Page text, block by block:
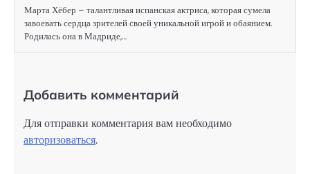
Марта Хёбер – талантливая испанская актриса, которая сумела
завоевать сердца зрителей своей уникальной игрой и обаянием.
Родилась она в Мадриде,…
Добавить комментарий
Для отправки комментария вам необходимо
авторизоваться.